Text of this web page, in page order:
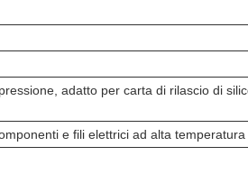
adatto per carta di rilascio di
e fili elettrici ad alta temperatura